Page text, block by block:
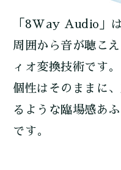
「8Way Audio」
周囲から音が聴こ
ィオ変換技術です
個性はそのままに
るような臨場感あ
です。